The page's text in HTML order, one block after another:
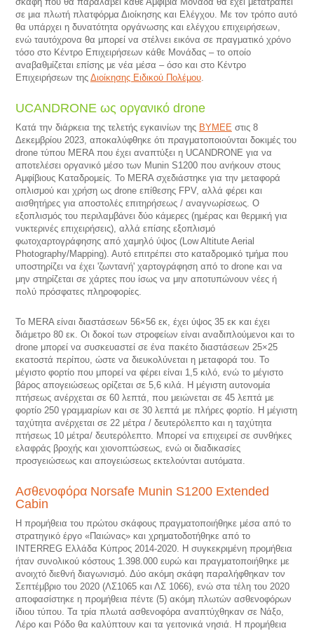
σε μια πλωτή πλατφόρμα Διοίκησης και Ελέγχου. Με τον τρόπο αυτό
θα υπάρχει η δυνατότητα οργάνωσης και ελέγχου επιχειρήσεων,
ενώ ταυτόχρονα θα μπορεί να στέλνει εικόνα σε πραγματικό χρόνο
τόσο στο Κέντρο Επιχειρήσεων κάθε Μονάδας – το οποίο
αναβαθμίζεται επίσης με νέα μέσα – όσο και στο Κέντρο
Επιχειρήσεων της Διοίκησης Ειδικού Πολέμου.
UCANDRONE ως οργανικό drone
Κατά την διάρκεια της τελετής εγκαινίων της ΒΥΜΕΕ στις 8
Δεκεμβρίου 2023, αποκαλύφθηκε ότι πραγματοποιούνται δοκιμές του
drone τύπου MERA που έχει αναπτύξει η UCANDRONE για να
αποτελέσει οργανικό μέσο των Munin S1200 που ανήκουν στους
Αμφίβιους Καταδρομείς. Το MERA σχεδιάστηκε για την μεταφορά
οπλισμού και χρήση ως drone επίθεσης FPV, αλλά φέρει και
αισθητήρες για αποστολές επιτηρήσεως / αναγνωρίσεως. Ο
εξοπλισμός του περιλαμβάνει δύο κάμερες (ημέρας και θερμική για
νυκτερινές επιχειρήσεις), αλλά επίσης εξοπλισμό
φωτοχαρτογράφησης από χαμηλό ύψος (Low Altitute Aerial
Photography/Mapping). Αυτό επιτρέπει στο καταδρομικό τμήμα που
υποστηρίζει να έχει 'ζωντανή' χαρτογράφηση από το drone και να
μην στηρίζεται σε χάρτες που ίσως να μην αποτυπώνουν νέες ή
πολύ πρόσφατες πληροφορίες.
Το MERA είναι διαστάσεων 56×56 εκ, έχει ύψος 35 εκ και έχει
διάμετρο 80 εκ. Οι δοκοί των στροφείων είναι αναδιπλούμενοι και το
drone μπορεί να συσκευαστεί σε ένα πακέτο διαστάσεων 25×25
εκατοστά περίπου, ώστε να διευκολύνεται η μεταφορά του. Το
μέγιστο φορτίο που μπορεί να φέρει είναι 1,5 κιλό, ενώ το μέγιστο
βάρος απογειώσεως ορίζεται σε 5,6 κιλά. Η μέγιστη αυτονομία
πτήσεως ανέρχεται σε 60 λεπτά, που μειώνεται σε 45 λεπτά με
φορτίο 250 γραμμαρίων και σε 30 λεπτά με πλήρες φορτίο. Η μέγιστη
ταχύτητα ανέρχεται σε 22 μέτρα / δευτερόλεπτο και η ταχύτητα
πτήσεως 10 μέτρα/ δευτερόλεπτο. Μπορεί να επιχειρεί σε συνθήκες
ελαφράς βροχής και χιονοπτώσεως, ενώ οι διαδικασίες
προσγειώσεως και απογειώσεως εκτελούνται αυτόματα.
Ασθενοφόρα Norsafe Munin S1200 Extended
Cabin
Η προμήθεια του πρώτου σκάφους πραγματοποιήθηκε μέσα από το
στρατηγικό έργο «Παιώνας» και χρηματοδοτήθηκε από το
INTERREG Ελλάδα Κύπρος 2014-2020. Η συγκεκριμένη προμήθεια
ήταν συνολικού κόστους 1.398.000 ευρώ και πραγματοποιήθηκε με
ανοιχτό διεθνή διαγωνισμό. Δύο ακόμη σκάφη παραλήφθηκαν τον
Σεπτέμβριο του 2020 (ΛΣ1065 και ΛΣ 1066), ενώ στα τέλη του 2020
αποφασίστηκε η προμήθεια πέντε (5) ακόμη πλωτών ασθενοφόρων
ίδιου τύπου. Τα τρία πλωτά ασθενοφόρα αναπτύχθηκαν σε Νάξο,
Λέρο και Ρόδο θα καλύπτουν και τα γειτονικά νησιά. Η προμήθεια